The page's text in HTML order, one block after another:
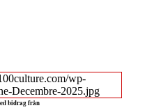
bidrag från